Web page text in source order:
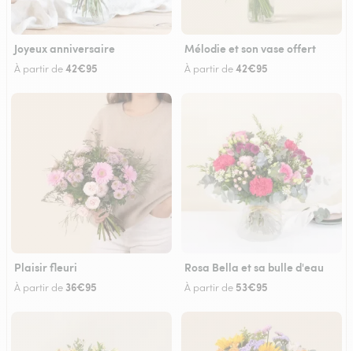
Joyeux anniversaire
À partir de42€95
Mélodie et son vase offert
À partir de42€95
Plaisir fleuri
À partir de 36€95
Rosa Bella et sa bulle d'eau
À partir de 53€95